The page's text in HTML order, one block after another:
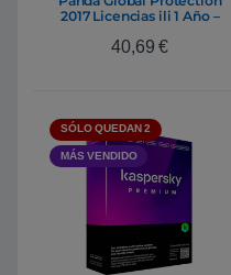
2017 Licencias ili 1 Año –
40,69€
SÓLO QUEDAN 2
MÁS VENDIDO